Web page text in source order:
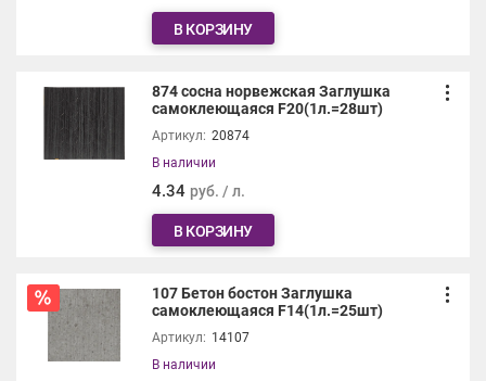
В КОРЗИНУ
874 сосна норвежская Заглушка
самоклеющаяся F20(1л.=28шт)
Артикул: 20874
В наличии
4.34 руб. / л.
В КОРЗИНУ
107 Бетон бостон Заглушка
самоклеющаяся F14(1л.=25шт)
Артикул: 14107
В наличии